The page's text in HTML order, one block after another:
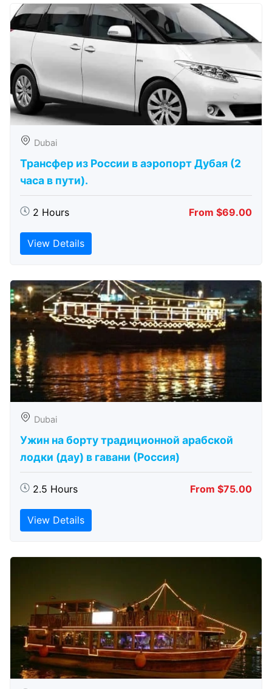
Dubai
Трансфер из России в аэропорт Дубая (2
часа в пути).
2 Hours From $69.00
View Details
Dubai
Ужин на борту традиционной арабской
лодки (дау) в гавани (Россия)
2.5 Hours From $75.00
View Details